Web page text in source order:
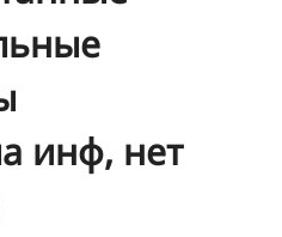
инф, нет